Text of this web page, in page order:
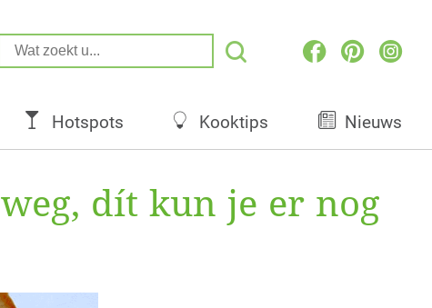
Hotspots Kooktips Nieuws
dít kun je er nog